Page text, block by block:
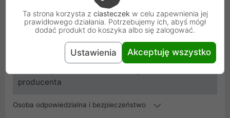
SKU ASUS_N90SV_CZYTNIK
5904506104970
producenta
Osoba odpowiedzialna i bezpieczeństwo
Ta strona korzysta z ciasteczek w celu zapewnienia jej
prawidłowego działania. Potrzebujemy ich, abyś mógł
dodać produkt do koszyka albo się zalogować.
Ustawienia Akceptuję wszystko